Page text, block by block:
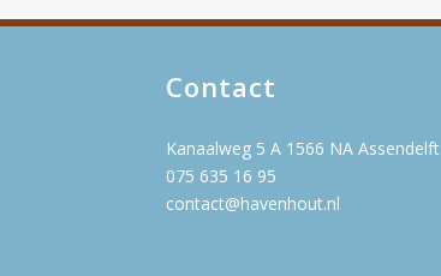
Contact
Kanaalweg 5 A 1566 NA Assendelft
075 635 16 95
contact@havenhout.nl